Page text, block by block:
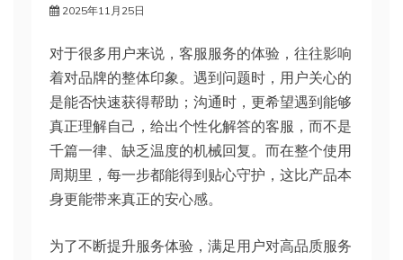
2025年11月25日
对于很多用户来说，客服服务的体验，往往影响
着对品牌的整体印象。遇到问题时，用户关心的
是能否快速获得帮助；沟通时，更希望遇到能够
真正理解自己，给出个性化解答的客服，而不是
千篇一律、缺乏温度的机械回复。而在整个使用
周期里，每一步都能得到贴心守护，这比产品本
身更能带来真正的安心感。
为了不断提升服务体验，满足用户对高品质服务